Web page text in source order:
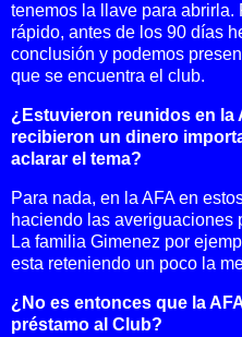
tenemos la llave para abrirla.
rápido, antes de los 90 días
conclusión y podemos
que se encuentra el club.
¿Estuvieron reunidos en la
recibieron un dinero
aclarar el tema?
Para nada, en la AFAen
haciendo las averiguaciones
La familia Gimenez por
esta reteniendo un poco la
¿No es entonces que la
préstamo al Club?